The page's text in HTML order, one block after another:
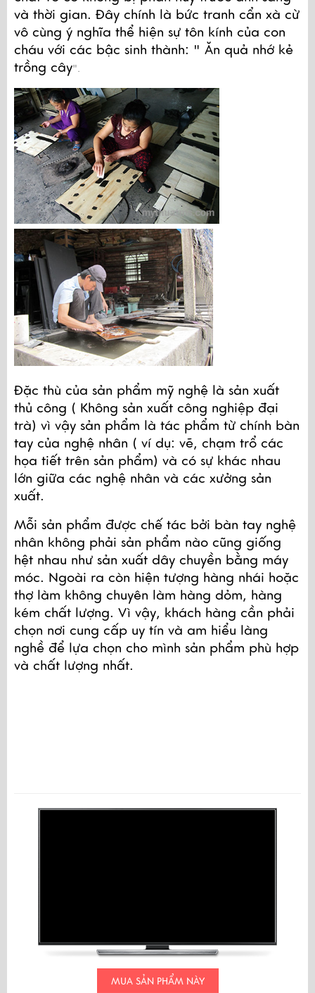
và thời gian. Đây chính là bức tranh cẩn xà cừ
vô cùng ý nghĩa thể hiện sự tôn kính của con
cháu với các bậc sinh thành: " Ăn quả nhớ kẻ
trồng cây".
Đặc thù của sản phẩm mỹ nghệ là sản xuất
thủ công ( Không sản xuất công nghiệp đại
trà) vì vậy sản phẩm là tác phẩm từ chính bàn
tay của nghệ nhân ( ví dụ: vẽ, chạm trổ các
họa tiết trên sản phẩm) và có sự khác nhau
lớn giữa các nghệ nhân và các xưởng sản
xuất.
Mỗi sản phẩm được chế tác bởi bàn tay nghệ
nhân không phải sản phẩm nào cũng giống
hệt nhau như sản xuất dây chuyền bằng máy
móc. Ngoài ra còn hiện tượng hàng nhái hoặc
thợ làm không chuyên làm hàng dỏm, hàng
kém chất lượng. Vì vậy, khách hàng cần phải
chọn nơi cung cấp uy tín và am hiểu làng
nghề để lựa chọn cho mình sản phẩm phù hợp
và chất lượng nhất.
MUA SẢN PHẨM NÀY